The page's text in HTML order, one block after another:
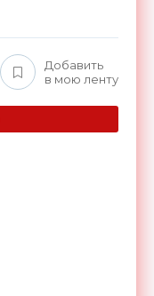
Добавить
в мою ленту